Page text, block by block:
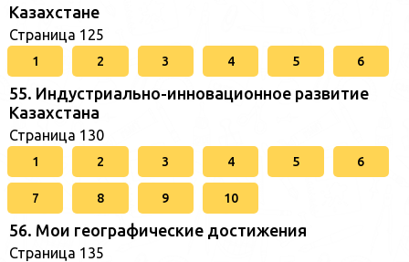
Казахстане
Страница 125
1 2 3 4 5 6
55. Индустриально-инновационное развитие
Казахстана
Страница 130
1 2 3 4 5 6
7 8 9 10
56. Мои географические достижения
Страница 135